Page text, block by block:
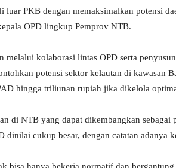
PKB dengan memaksimalkan potensi
OPD lingkup Pemprov NTB.
kolaborasi lintas OPD serta
potensi sektor kelautan di kawasan
hingga triliunan rupiah jika dikelola
di NTB yang dapat dikembangkan sebagai
cukup besar, dengan catatan adanya